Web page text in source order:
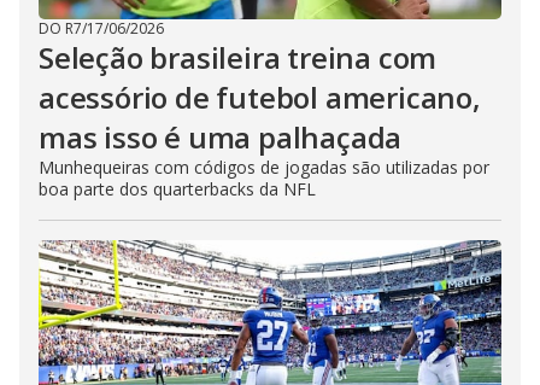
DO R7/17/06/2026
Seleção brasileira treina com
acessório de futebol americano,
mas isso é uma palhaçada
Munhequeiras com códigos de jogadas são utilizadas por
boa parte dos quarterbacks da NFL